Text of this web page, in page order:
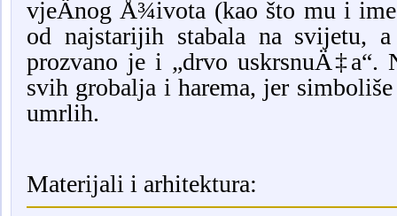
vjeÄnog Å¾ivota (kao što mu i
od najstarijih stabala na svijetu,
prozvano je i „drvo uskrsnuÄ‡a“.
svih grobalja i harema, jer
umrlih.
Materijali i arhitektura: